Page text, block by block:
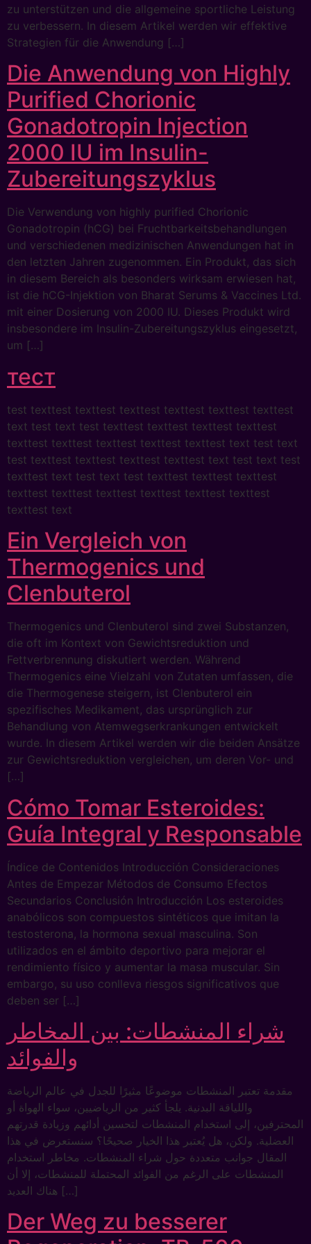
zu unterstützen und die allgemeine sportliche Leistung
zu verbessern. In diesem Artikel werden wir effektive
Strategien für die Anwendung […]
Die Anwendung von Highly
Purified Chorionic
Gonadotropin Injection
2000 IU im Insulin-
Zubereitungszyklus
Die Verwendung von highly purified Chorionic
Gonadotropin (hCG) bei Fruchtbarkeitsbehandlungen
und verschiedenen medizinischen Anwendungen hat in
den letzten Jahren zugenommen. Ein Produkt, das sich
in diesem Bereich als besonders wirksam erwiesen hat,
ist die hCG-Injektion von Bharat Serums & Vaccines Ltd.
mit einer Dosierung von 2000 IU. Dieses Produkt wird
insbesondere im Insulin-Zubereitungszyklus eingesetzt,
um […]
тест
test texttest texttest texttest texttest texttest texttest
text test text test texttest texttest texttest texttest
texttest texttest texttest texttest texttest text test text
test texttest texttest texttest texttest text test text test
texttest text test text test texttest texttest texttest
texttest texttest texttest texttest texttest texttest
texttest text
Ein Vergleich von
Thermogenics und
Clenbuterol
Thermogenics und Clenbuterol sind zwei Substanzen,
die oft im Kontext von Gewichtsreduktion und
Fettverbrennung diskutiert werden. Während
Thermogenics eine Vielzahl von Zutaten umfassen, die
die Thermogenese steigern, ist Clenbuterol ein
spezifisches Medikament, das ursprünglich zur
Behandlung von Atemwegserkrankungen entwickelt
wurde. In diesem Artikel werden wir die beiden Ansätze
zur Gewichtsreduktion vergleichen, um deren Vor- und
[…]
Cómo Tomar Esteroides:
Guía Integral y Responsable
Índice de Contenidos Introducción Consideraciones
Antes de Empezar Métodos de Consumo Efectos
Secundarios Conclusión Introducción Los esteroides
anabólicos son compuestos sintéticos que imitan la
testosterona, la hormona sexual masculina. Son
utilizados en el ámbito deportivo para mejorar el
rendimiento físico y aumentar la masa muscular. Sin
embargo, su uso conlleva riesgos significativos que
deben ser […]
شراء المنشطات: بين المخاطر
والفوائد
مقدمة تعتبر المنشطات موضوعًا مثيرًا للجدل في عالم الرياضة
واللياقة البدنية. يلجأ كثير من الرياضيين، سواء الهواة أو
المحترفين، إلى استخدام المنشطات لتحسين أدائهم وزيادة قدرتهم
العضلية. ولكن، هل يُعتبر هذا الخيار صحيحًا؟ سنستعرض في هذا
المقال جوانب متعددة حول شراء المنشطات. مخاطر استخدام
المنشطات على الرغم من الفوائد المحتملة للمنشطات، إلا أن
هناك العديد […]
Der Weg zu besserer